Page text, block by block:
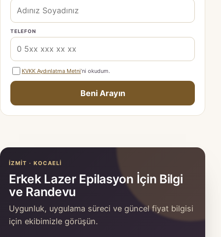
TELEFON
KVKK Aydınlatma Metni’ni okudum.
Beni Arayın
İZMIT · KOCAELI
Erkek Lazer Epilasyon İçin Bilgi
ve Randevu
Uygunluk, uygulama süreci ve güncel fiyat bilgisi
için ekibimizle görüşün.